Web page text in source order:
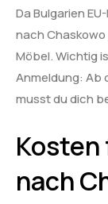
Da Bulgarien
nach
Möbel. Wichtig
Anmeldung: Ab
musst du dich
Kosten
nach